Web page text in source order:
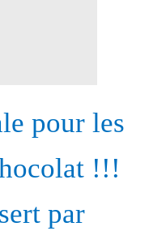
pour les
!!!
par